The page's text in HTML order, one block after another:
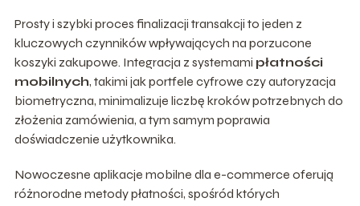
Prosty i szybki proces finalizacji transakcji to jeden z
kluczowych czynników wpływających na porzucone
koszyki zakupowe. Integracja z systemami płatności
mobilnych, takimi jak portfele cyfrowe czy autoryzacja
biometryczna, minimalizuje liczbę kroków potrzebnych do
złożenia zamówienia, a tym samym poprawia
doświadczenie użytkownika.
Nowoczesne aplikacje mobilne dla e-commerce oferują
różnorodne metody płatności, spośród których